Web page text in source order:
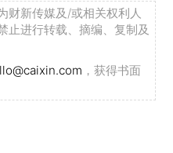
财新传媒及/或相关权利人
止进行转载、摘编、复制及
，获得书面